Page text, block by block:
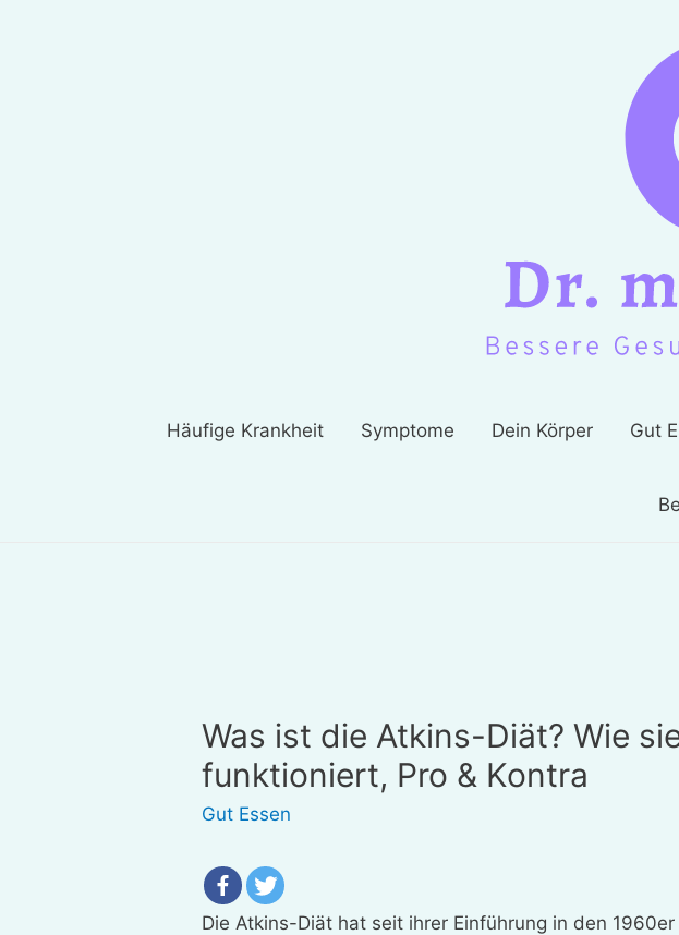
Häufige Krankheit Symptome Dein Körper Gut
Was ist die Atkins-Diät? Wie
funktioniert, Pro & Kontra
Gut Essen
Die Atkins-Diät hat seit ihrer Einführung in den